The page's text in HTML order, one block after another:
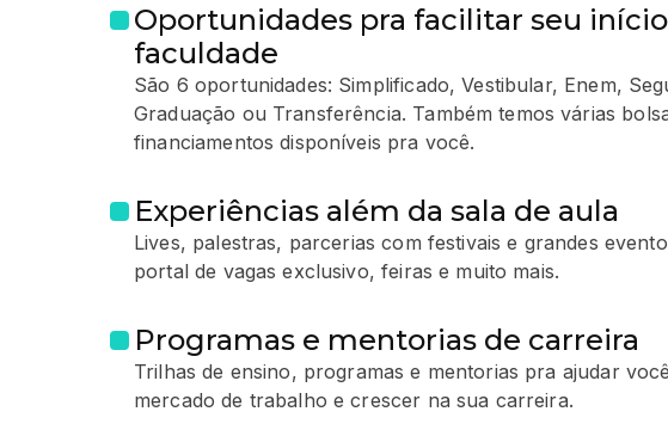
Oportunidades pra facilitar seu
faculdade
São 6 oportunidades: Simplificado, Vestibular, Enem,
Graduação ou Transferência. Também temos várias
financiamentos disponíveis pra você.
Experiências além da sala de aula
Lives, palestras, parcerias com festivais e grandes
portal de vagas exclusivo, feiras e muito mais.
Programas e mentorias de carreira
Trilhas de ensino, programas e mentorias pra ajudar
mercado de trabalho e crescer na sua carreira.